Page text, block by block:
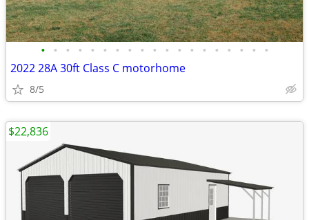
• • • • • • • • • • • • • • • • • • •
2022 28A 30ft Class C motorhome
8/5
$22,836